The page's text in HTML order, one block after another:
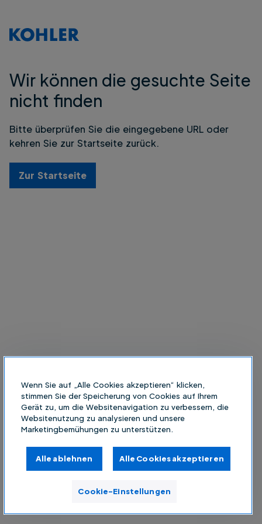
Wir können die gesuchte Seite
nicht finden
Bitte überprüfen Sie die eingegebene URL oder
kehren Sie zur Startseite zurück.
Zur Startseite
Wenn Sie auf „Alle Cookies akzeptieren“ klicken,
stimmen Sie der Speicherung von Cookies auf Ihrem
Gerät zu, um die Websitenavigation zu verbessern, die
Websitenutzung zu analysieren und unsere
Marketingbemühungen zu unterstützen.
Alle ablehnen Alle Cookies akzeptieren
Cookie-Einstellungen